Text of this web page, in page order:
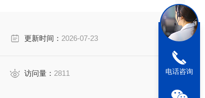
更新时间： 2026-07-23
访问量： 2811 电话咨询